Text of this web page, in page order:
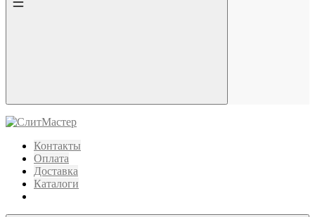
Контакты
Оплата
Доставка
Каталоги